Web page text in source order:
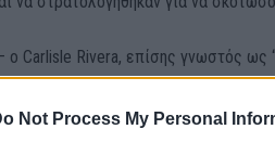
Not Process My Personal
ο Carlisle Rivera, επίσης γνωστός
Loadholt, 36, από το Staten Island –